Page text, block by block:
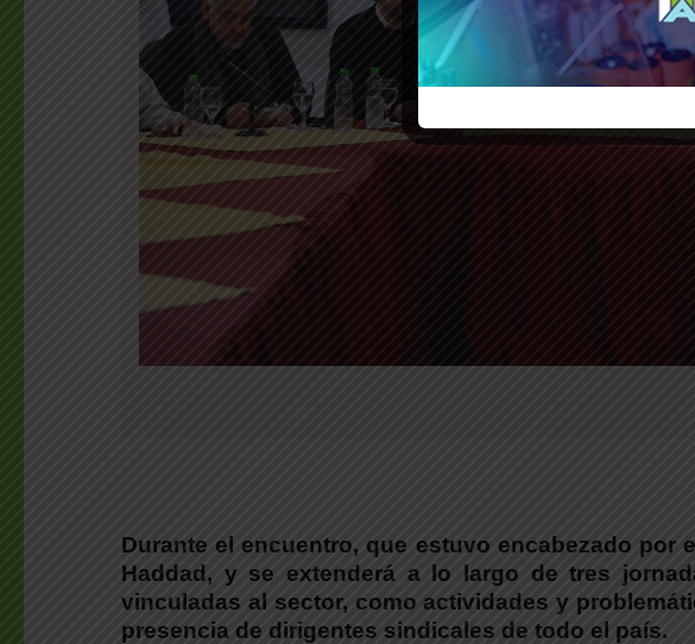
Durante el encuentro, que estuvo encabezado por
Haddad, y se extenderá a lo largo de tres
vinculadas al sector, como actividades y
presencia de dirigentes sindicales de todo el país.